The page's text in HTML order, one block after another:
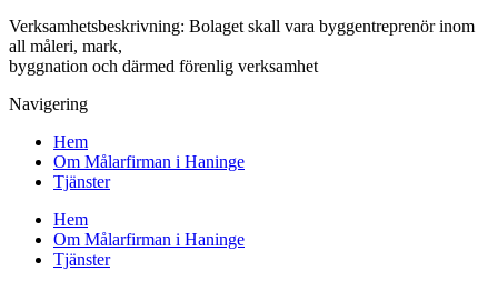
Verksamhetsbeskrivning: Bolaget skall vara byggentreprenör inom
all måleri, mark,
byggnation och därmed förenlig verksamhet
Navigering
Hem
Om Målarfirman i Haninge
Tjänster
Hem
Om Målarfirman i Haninge
Tjänster